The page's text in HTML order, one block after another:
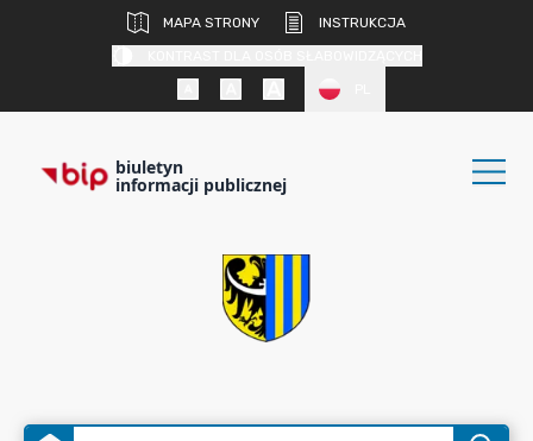
MAPA STRONY
INSTRUKCJA
biuletyn
informacji publicznej